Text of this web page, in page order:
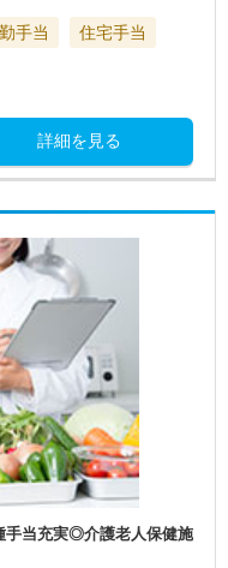
手当
住宅手当
詳細を見る
手当充実◎介護老人保健施